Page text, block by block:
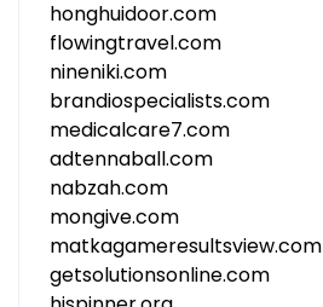
honghuidoor.com
flowingtravel.com
nineniki.com
brandiospecialists.com
medicalcare7.com
adtennaball.com
nabzah.com
mongive.com
matkagameresultsview.com
getsolutionsonline.com